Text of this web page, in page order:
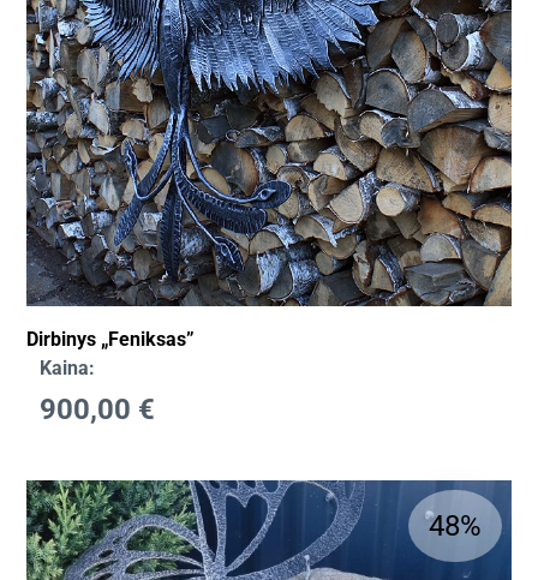
Dirbinys „Feniksas”
Kaina:
900,00 €
48%